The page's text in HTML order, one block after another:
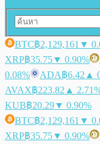
BTC฿2,129,161 ▼
XRP฿35.75▼ 0.90%
0.08%
ADA฿6.42 ▲
AVAX฿223.82 ▲
KUB฿20.29▼ 0.90%
BTC฿2,129,161 ▼
XRP฿35.75▼ 0.90%